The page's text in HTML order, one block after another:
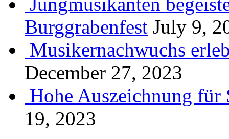
Burggrabenfest July 9,
Musikernachwuchs
December 27, 2023
Hohe Auszeichnung für
19, 2023